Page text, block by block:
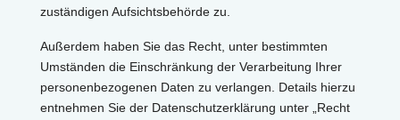
zuständigen Aufsichtsbehörde zu.
Außerdem haben Sie das Recht, unter bestimmten
Umständen die Einschränkung der Verarbeitung Ihrer
personenbezogenen Daten zu verlangen. Details hierzu
entnehmen Sie der Datenschutzerklärung unter „Recht